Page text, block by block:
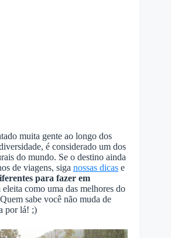
muita gente ao longo dos
é considerado um dos
do mundo. Se o destino ainda
de viagens, siga nossas dicas e
para fazer em
eleita como uma das melhores do
sabe você não muda de
por lá! ;)